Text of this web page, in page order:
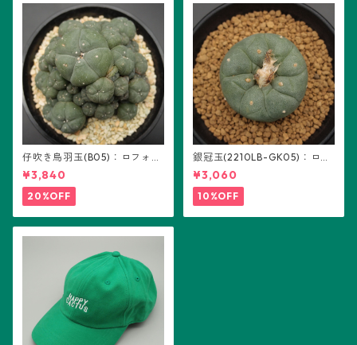
仔吹き烏羽玉(B05)：ロフォフ
ォラ属
¥3,840
20%OFF
銀冠玉(2210LB-GK05)：ロフ
ォフォラ属 ※実生
¥3,060
10%OFF